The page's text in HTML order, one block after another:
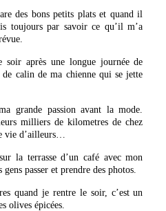
des bons petits plats et quand il
toujours par savoir ce qu’il m’a
après une longue journée de
calin de ma chienne qui se jette
grande passion avant la mode.
milliers de kilometres de chez
vie d’ailleurs…
la terrasse d’un café avec mon
passer et prendre des photos.
quand je rentre le soir, c’est un
olives épicées.